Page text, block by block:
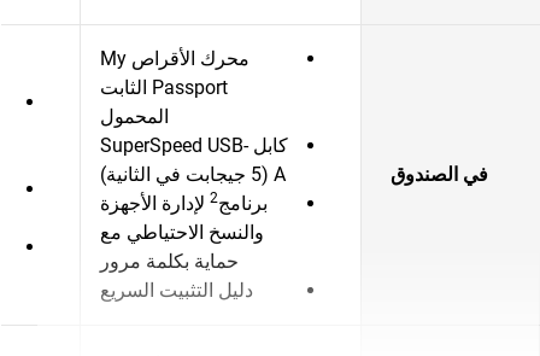
في الصندوق
محرك الأقراص My
Passport الثابت
المحمول
كابل SuperSpeed USB-
A (5 جيجابت في الثانية)
برنامج2 لإدارة الأجهزة
والنسخ الاحتياطي مع
حماية بكلمة مرور
دليل التثبيت السريع